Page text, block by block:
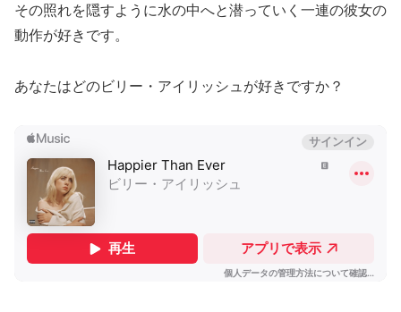
その照れを隠すように水の中へと潜っていく一連の彼女の
動作が好きです。
あなたはどのビリー・アイリッシュが好きですか？